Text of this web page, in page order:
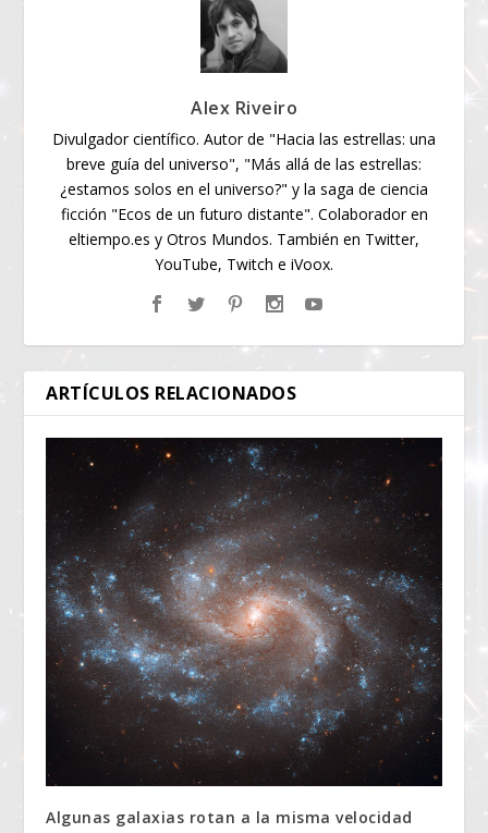
Alex Riveiro
Divulgador científico. Autor de "Hacia las estrellas: una
breve guía del universo", "Más allá de las estrellas:
¿estamos solos en el universo?" y la saga de ciencia
ficción "Ecos de un futuro distante". Colaborador en
eltiempo.es y Otros Mundos. También en Twitter,
YouTube, Twitch e iVoox.
ARTÍCULOS RELACIONADOS
Algunas galaxias rotan a la misma velocidad